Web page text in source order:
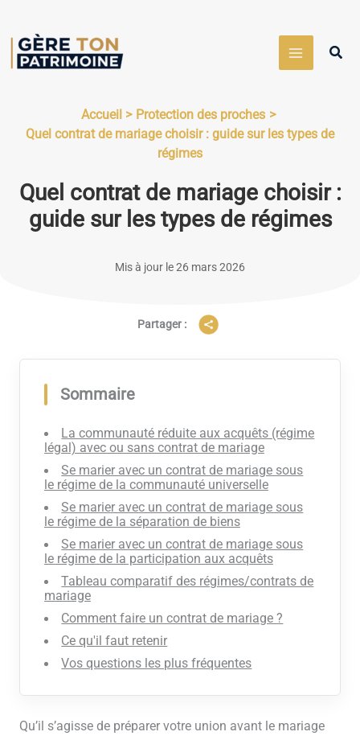
contenu
Accueil
Protection des proches
Quel contrat de mariage choisir : guide sur les types de
régimes
Quel contrat de mariage choisir :
guide sur les types de régimes
Mis à jour le 26 mars 2026
Partager :
Sommaire
La communauté réduite aux acquêts (régime
légal) avec ou sans contrat de mariage
Se marier avec un contrat de mariage sous
le régime de la communauté universelle
Se marier avec un contrat de mariage sous
le régime de la séparation de biens
Se marier avec un contrat de mariage sous
le régime de la participation aux acquêts
Tableau comparatif des régimes/contrats de
mariage
Comment faire un contrat de mariage ?
Ce qu'il faut retenir
Vos questions les plus fréquentes
Qu’il s’agisse de préparer votre union avant le mariage